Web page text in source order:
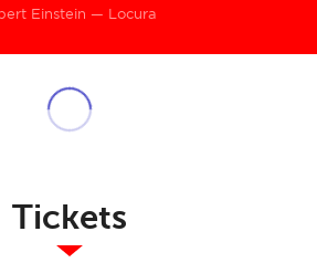
Einstein — Locura
Tickets